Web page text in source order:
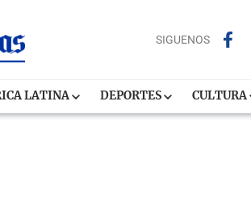
SIGUENOS
LATINA DEPORTES CULTURA